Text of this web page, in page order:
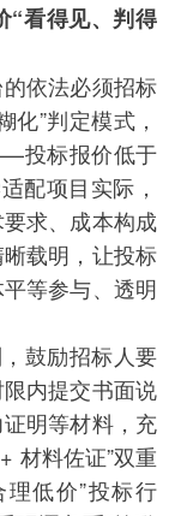
“看得见、判得
依法必须招标
”判定模式，
投标报价低于
配项目实际，
求、成本构成
载明，让投标
等参与、透明
鼓励招标人要
内提交书面说
明等材料，充
材料佐证”双重
理低价”投标行